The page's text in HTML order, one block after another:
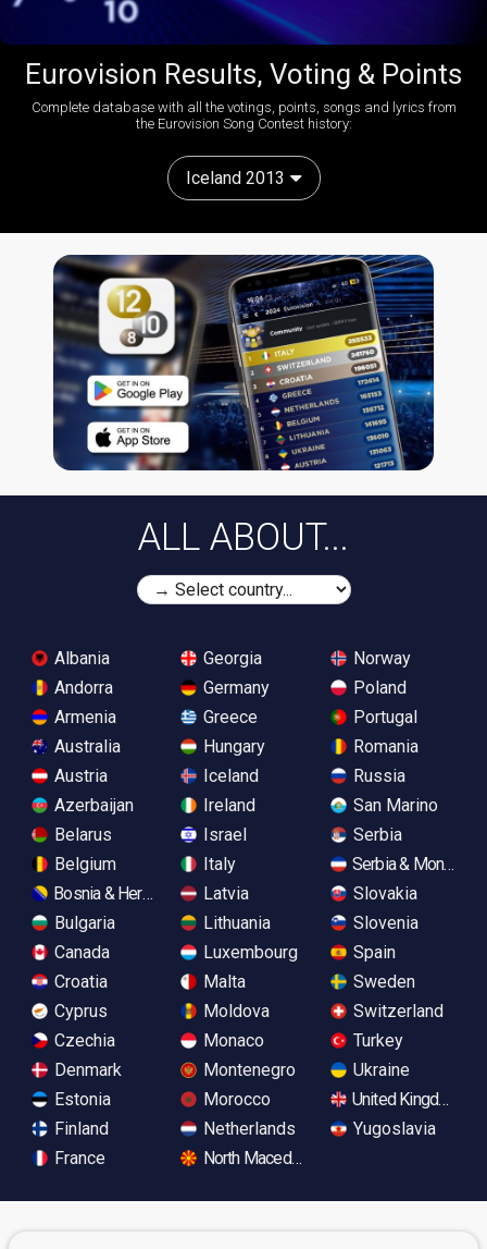
Eurovision Results, Voting & Points
Complete database with all the votings, points, songs and lyrics from
the Eurovision Song Contest history:
Iceland 2013
ALL ABOUT...
Albania
Andorra
Armenia
Australia
Austria
Azerbaijan
Belarus
Belgium
Bosnia & Herzegovina
Bulgaria
Canada
Croatia
Cyprus
Czechia
Denmark
Estonia
Finland
France
Georgia
Germany
Greece
Hungary
Iceland
Ireland
Israel
Italy
Latvia
Lithuania
Luxembourg
Malta
Moldova
Monaco
Montenegro
Morocco
Netherlands
North Macedonia
Norway
Poland
Portugal
Romania
Russia
San Marino
Serbia
Serbia &
Slovakia
Slovenia
Spain
Sweden
Switzerland
Turkey
Ukraine
United Kingdom
Yugoslavia